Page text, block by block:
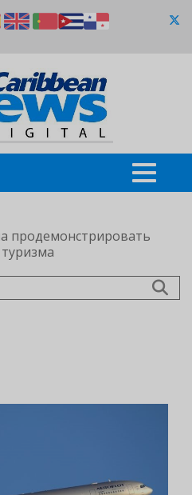
продемонстрировать